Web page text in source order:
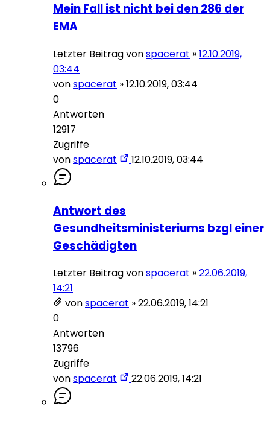
Mein Fall ist nicht bei den 286 der
EMA
Letzter Beitrag vonspacerat »12.10.2019,
03:44
vonspacerat »12.10.2019, 03:44
0
Antworten
12917
Zugriffe
vonspacerat 12.10.2019, 03:44
Antwort des
Gesundheitsministeriums bzgl einer
Geschädigten
Letzter Beitrag vonspacerat »22.06.2019,
14:21
vonspacerat »22.06.2019, 14:21
0
Antworten
13796
Zugriffe
vonspacerat 22.06.2019, 14:21